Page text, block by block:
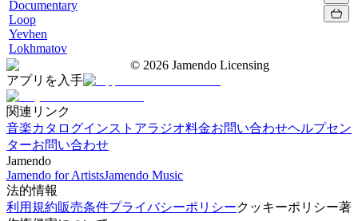
Documentary
Loop
Yevhen
Lokhmatov
© 2026 Jamendo Licensing
アプリを入手
関連リンク
音楽カタログインストアラジオ料金お問い合わせヘルプセン
ターお問い合わせ
Jamendo
Jamendo for ArtistsJamendo Music
法的情報
利用規約販売条件プライバシーポリシークッキーポリシー著